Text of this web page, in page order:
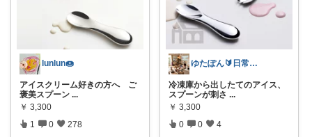
lunlun🍩
アイスクリーム好きの方へ ご
褒美スプーン ...
￥ 3,300
1 0 278
ゆたぽん🔰日常のあったらいいな👍
冷凍庫から出したてのアイス、
スプーンが刺さ ...
￥ 3,300
0 0 4